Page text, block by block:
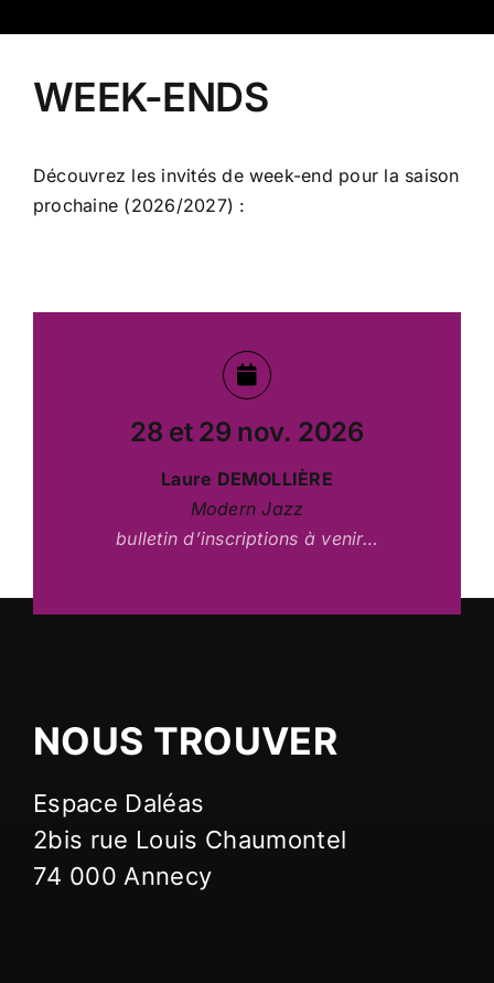
WEEK-ENDS
Découvrez les invités de week-end pour la saison
prochaine (2026/2027) :
28 et 29 nov. 2026
Laure DEMOLLIÈRE
Modern Jazz
bulletin d’inscriptions à venir…
NOUS TROUVER
Espace Daléas
2bis rue Louis Chaumontel
74 000 Annecy